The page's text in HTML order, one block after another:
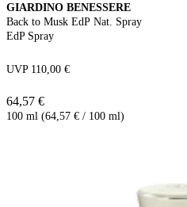
GIARDINO BENESSERE
Back to Musk EdP Nat. Spray
EdP Spray
UVP 110,00 €
64,57 €
100 ml (64,57 € / 100 ml)